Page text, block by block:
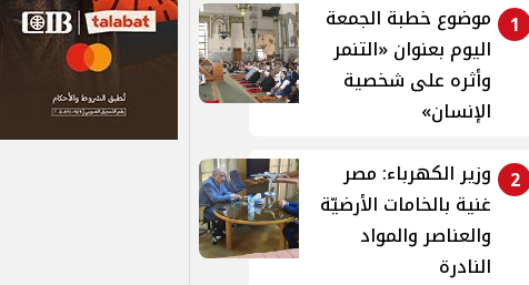
1
موضوع خطبة الجمعة
اليوم بعنوان «التنمر
وأثره على شخصية
الإنسان»
2
وزير الكهرباء: مصر
غنية بالخامات الأرضيّة
والعناصر والمواد
النادرة